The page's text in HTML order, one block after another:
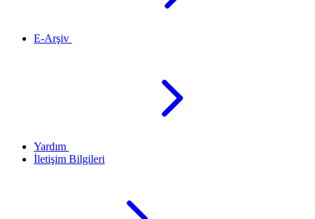
E-Arşiv
Yardım
İletişim Bilgileri